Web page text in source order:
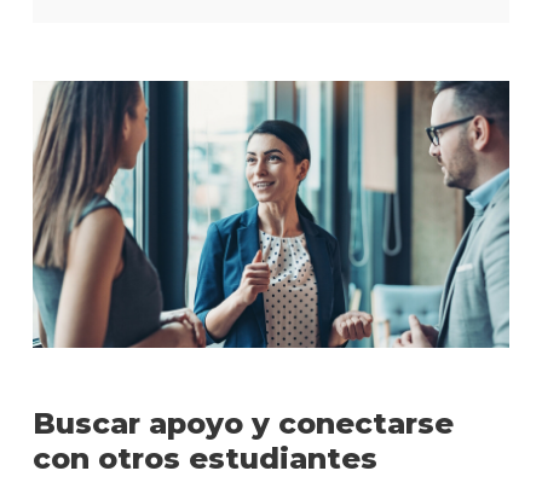
Buscar apoyo y conectarse
con otros estudiantes